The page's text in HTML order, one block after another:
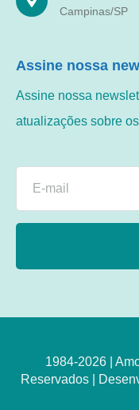
Campinas/SP
Assine nossa
Assine nossa
atualizações sobre
1984-2026 |
Reservados |